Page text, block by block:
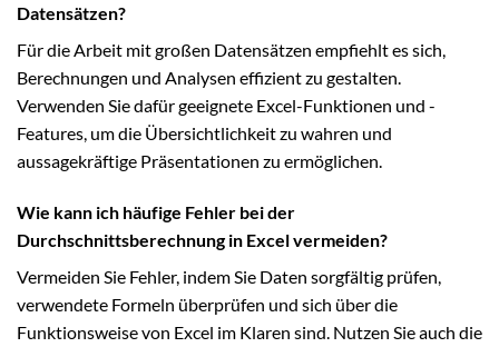
Datensätzen?
Für die Arbeit mit großen Datensätzen empfiehlt es sich,
Berechnungen und Analysen effizient zu gestalten.
Verwenden Sie dafür geeignete Excel-Funktionen und -
Features, um die Übersichtlichkeit zu wahren und
aussagekräftige Präsentationen zu ermöglichen.
Wie kann ich häufige Fehler bei der
Durchschnittsberechnung in Excel vermeiden?
Vermeiden Sie Fehler, indem Sie Daten sorgfältig prüfen,
verwendete Formeln überprüfen und sich über die
Funktionsweise von Excel im Klaren sind. Nutzen Sie auch die